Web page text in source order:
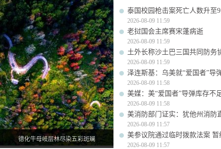
德化牛母岐层林尽染五彩斑斓
泰国校园枪击案死亡人数升至
2026-08-09 11:59
老挝国会主席赛宋蓬病逝
2026-08-09 11:59
土外长称沙土巴三国共同防务
2026-08-09 11:59
泽连斯基：乌美就“爱国者”导
2026-08-09 11:58
美媒：美“爱国者”导弹库存不
2026-08-09 11:58
美消防部门证实：犹他州消防
2026-08-09 11:57
美参议院通过临时拨款法案 暂
2026-08-09 11:57